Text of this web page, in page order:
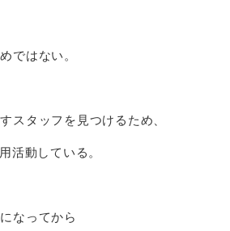
ではない。
スタッフを見つけるため、
活動している。
なってから